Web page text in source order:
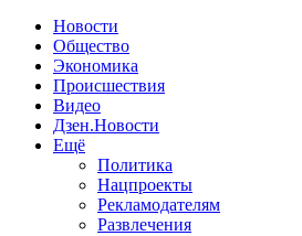
Новости
Общество
Экономика
Происшествия
Видео
Дзен.Новости
Ещё
Политика
Нацпроекты
Рекламодателям
Развлечения